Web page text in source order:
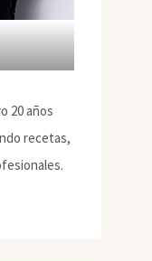
20 años
recetas,